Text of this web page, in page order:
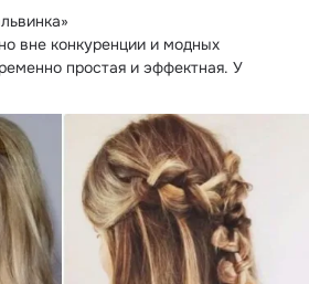
вне конкуренции и модных
простая и эффектная. У